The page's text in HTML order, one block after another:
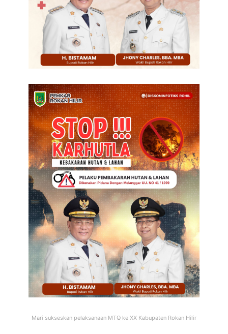
Mari sukseskan pelaksanaan MTQ ke XX Kabupaten Rokan Hilir